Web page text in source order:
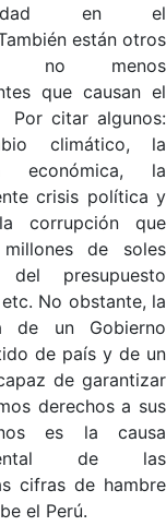
en el
están otros
no menos
que causan el
Por citar algunos:
climático, la
económica, la
crisis política y
corrupción que
millones de soles
del presupuesto
No obstante, la
de un Gobierno
de país y de un
de garantizar
derechos a sus
es la causa
de las
cifras de hambre
el Perú.